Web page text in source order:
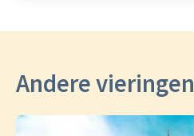
Andere vieringen